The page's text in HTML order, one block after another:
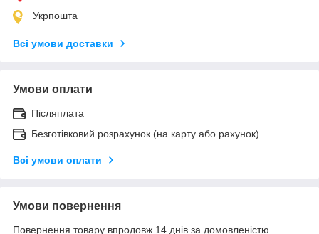
Укрпошта
Всі умови доставки
Умови оплати
Післяплата
Безготівковий розрахунок (на карту або рахунок)
Всі умови оплати
Умови повернення
Повернення товару впродовж 14 днів за домовленістю